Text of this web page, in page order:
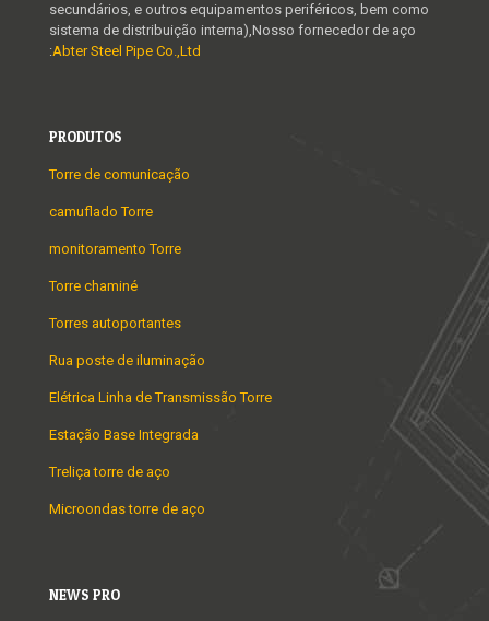
secundários, e outros equipamentos periféricos, bem como
sistema de distribuição interna),Nosso fornecedor de aço
:Abter Steel Pipe Co.,Ltd
PRODUTOS
Torre de comunicação
camuflado Torre
monitoramento Torre
Torre chaminé
Torres autoportantes
Rua poste de iluminação
Elétrica Linha de Transmissão Torre
Estação Base Integrada
Treliça torre de aço
Microondas torre de aço
NEWS PRO